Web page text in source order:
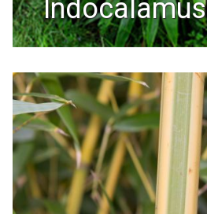
indocalamus